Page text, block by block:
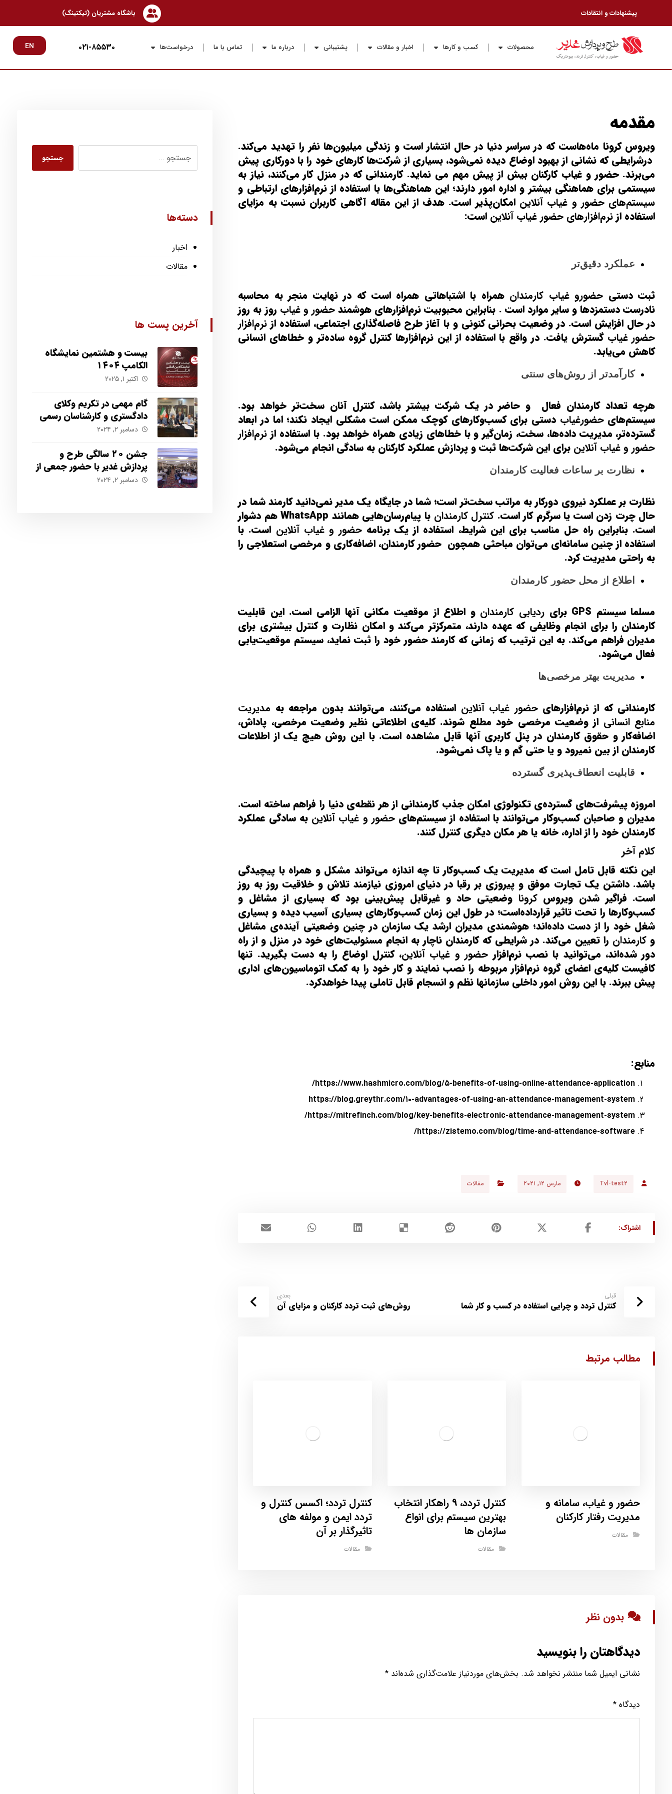
پیشنهادات و انتقادات باشگاه مشتریان (تیکتینگ)
محصولات کسب و کارها اخبار و مقالات پشتیبانی درباره ما تماس با ما درخواست‌ها ۰۲۱-۸۵۵۳۰ EN
مقدمه
ویروس کرونا ماه‌هاست که در سراسر دنیا در حال انتشار است و زندگی میلیون‌ها نفر را تهدید می‌کند.
درشرایطی که نشانی از بهبود اوضاع دیده نمی‌شود، بسیاری از شرکت‌ها کارهای خود را با دورکاری پیش
می‌برند. حضور و غیاب کارکنان بیش از پیش مهم می نماید. کارمندانی که در منزل کار می‌کنند، نیاز به
سیستمی برای هماهنگی بیشتر و اداره امور دارند؛ این هماهنگی‌ها با استفاده از نرم‌افزارهای ارتباطی و
سیستم‌های حضور و غیاب آنلاین امکان‌پذیر است. هدف از این مقاله آگاهی کاربران نسبت به مزایای
استفاده ازنرم‌افزارهای حضور غیاب آنلاین است:
عملکرد دقیق‌تر
ثبت دستی حضورو غیاب کارمندان همراه با اشتباهاتی همراه است که در نهایت منجر به محاسبه
نادرست دستمزدها و سایر موارد است . بنابراین محبوبیت نرم‌افزارهای هوشمندحضور و غیاب روز به روز
در حال افزایش است. در وضعیت بحرانی کنونی و با آغاز طرح فاصله‌گذاری اجتماعی، استفاده از نرم‌افزار
حضور غیاب گسترش یافت. در واقع با استفاده از این نرم‌افزارها کنترل گروه ساده‌تر و خطاهای انسانی
کاهش می‌یابد.
کارآمدتر از روش‌های سنتی
هرچه تعداد کارمندان فعال و حاضر در یک شرکت بیشتر باشد، کنترل آنان سخت‌تر خواهد بود.
سیستم‌هایحضورغیاب دستی برای کسب‌وکارهای کوچک ممکن است مشکلی ایجاد نکند؛ اما در ابعاد
گسترده‌تر، مدیریت داده‌ها، سخت، زمان‌گیر و با خطاهای زیادی همراه خواهد بود. با استفاده از نرم‌افزار
حضور و غیاب آنلاین برای این شرکت‌ها ثبت و پردازش عملکرد کارکنان به سادگی انجام می‌شود.
نظارت بر ساعات فعالیت کارمندان
نظارت بر عملکرد نیروی دورکار به مراتب سخت‌تر است؛ شما در جایگاه یک مدیر نمی‌دانید کارمند شما در
حال چرت زدن است یا سرگرم کار است. کنترل کارمندان
با پیام‌رسان‌هایی همانند WhatsApp هم دشوار
است. بنابراین راه حل مناسب برای این شرایط، استفاده از یک برنامهحضور و غیاب آنلاین است. با
استفاده از چنین سامانه‌ای می‌توان مباحثی همچون حضور کارمندان، اضافه‌کاری و مرخصی استعلاجی را
به راحتی مدیریت کرد.
اطلاع از محل حضور کارمندان
مسلما سیستم GPS برای ردیابی کارمندان و اطلاع از موقعیت مکانی آنها الزامی است. این قابلیت
کارمندان را برای انجام وظایفی که عهده دارند، متمرکزتر می‌کند و امکان نظارت و کنترل بیشتری برای
مدیران فراهم می‌کند. به این ترتیب که زمانی که کارمند حضور خود را ثبت نماید، سیستم موقعیت‌یابی
فعال می‌شود.
مدیریت بهتر مرخصی‌ها
کارمندانی که از نرم‌افزارهایحضور غیاب آنلاین استفاده می‌کنند، می‌توانند بدون مراجعه به مدیریت
منابع انسانی از وضعیت مرخصی خود مطلع شوند. کلیه‌ی اطلاعاتی نظیر وضعیت مرخصی، پاداش،
اضافه‌کار و حقوق کارمندان در پنل کاربری آنها قابل مشاهده است. با این روش هیچ یک از اطلاعات
کارمندان از بین نمیرود و یا حتی گم و یا پاک نمی‌شود.
قابلیت انعطاف‌پذیری گسترده
امروزه پیشرفت‌های گسترده‌ی تکنولوژی امکان جذب کارمندانی از هر نقطه‌ی دنیا را فراهم ساخته است.
مدیران و صاحبان کسب‌و‌کار می‌توانند با استفاده از سیستم‌هایحضور و غیاب آنلاین به سادگی عملکرد
کارمندان خود را از اداره، خانه یا هر مکان دیگری کنترل کنند.
کلام آخر
این نکته قابل تامل است که مدیریت یک کسب‌وکار تا چه اندازه می‌تواند مشکل و همراه با پیچیدگی
باشد. داشتن یک تجارت موفق و پیروزی بر رقبا در دنیای امروزی نیازمند تلاش و خلاقیت روز به روز
است. فراگیر شدن ویروسکرونا وضعیتی حاد و غیرقابل پیش‌بینی بود که بسیاری از مشاغل و
کسب‌و‌کارها را تحت تاثیر قرارداده‌است؛ در طول این زمان کسب‌وکارهای بسیاری آسیب دیده و بسیاری
شغل خود را از دست داده‌اند؛ هوشمندی مدیران ارشد یک سازمان در چنین وضعیتی آینده‌ی مشاغل
و کارمندان را تعیین می‌کند. در شرایطی که کارمندان ناچار به انجام مسئولیت‌های خود در منزل و از راه
دور شده‌اند، می‌توانید با نصب نرم‌افزار حضور و غیاب آنلاین، کنترل اوضاع را به دست بگیرید. تنها
کافیست کلیه‌ی اعضای گروه نرم‌افزار مربوطه را نصب نمایند و کار خود را به کمک اتوماسیون‌های اداری
پیش ببرند. با این روش امور داخلی سازمانها نظم و انسجام قابل تاملی پیدا خواهدکرد.
منابع:
https://www.hashmicro.com/blog/۵-benefits-of-using-online-attendance-application/
https://blog.greythr.com/۱۰-advantages-of-using-an-attendance-management-system
https://mitrefinch.com/blog/key-benefits-electronic-attendance-management-system/
https://zistemo.com/blog/time-and-attendance-software/
Tvl-test۲ مارس ۱۲, ۲۰۲۱ مقالات
قبلی
کنترل تردد و چرایی استفاده در کسب و کار شما
بعدی
روش‌های ثبت تردد کارکنان و مزایای آن
مطالب مرتبط
حضور و غیاب، سامانه و
مدیریت رفتار کارکنان
مقالات
کنترل تردد، ۹ راهکار انتخاب
بهترین سیستم برای انواع
سازمان ها
مقالات
کنترل تردد؛ اکسس کنترل و
تردد ایمن و مولفه های
تاثیرگذار بر آن
مقالات
بدون نظر
دیدگاهتان را بنویسید
نشانی ایمیل شما منتشر نخواهد شد. بخش‌های موردنیاز علامت‌گذاری شده‌اند *
دیدگاه *
جستجو
دسته‌ها
اخبار
مقالات
آخرین پست ها
بیست و هشتمین نمایشگاه
الکامپ ۱۴۰۴
اکتبر ۱, ۲۰۲۵
گام مهمی در تکریم وکلای
دادگستری و کارشناسان رسمی
برداشته شد.
دسامبر ۲, ۲۰۲۴
جشن ۲۰ سالگی طرح و
پردازش غدیر با حضور جمعی از
مشتریان وفادار
دسامبر ۲, ۲۰۲۴